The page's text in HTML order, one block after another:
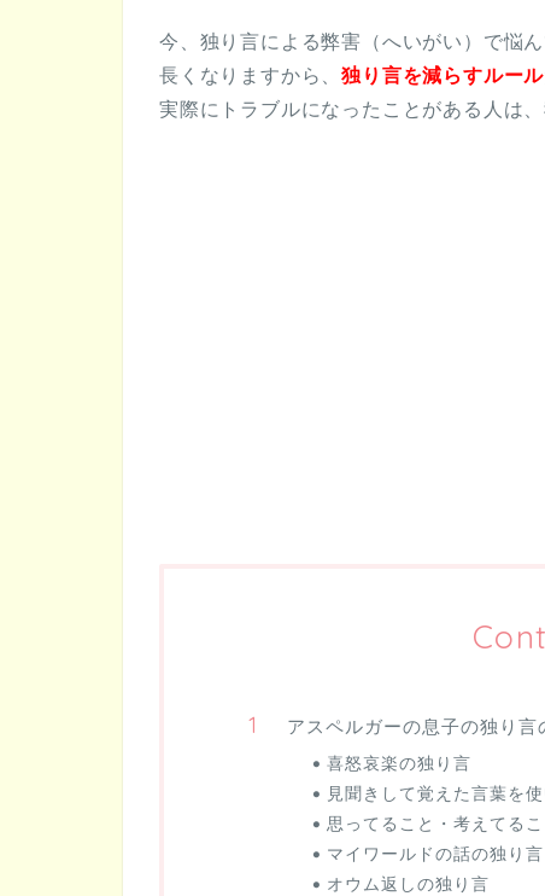
今、独り言による弊害（へいがい）で悩
長くなりますから、独り言を減らすルール
実際にトラブルになったことがある人は
アスペルガーの息子の独り言
喜怒哀楽の独り言
見聞きして覚えた言葉を
思ってること・考えてる
マイワールドの話の独り言
オウム返しの独り言